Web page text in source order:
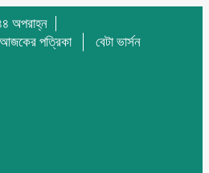
অপরাহ্ন
আজকের পত্রিকা বেটা ভার্সন